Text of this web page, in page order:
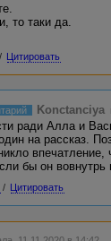
то таки да.
/ Цитировать
Konctanciya
ради Алла и
на рассказ.
бы он вовнутрь
/ Цитировать